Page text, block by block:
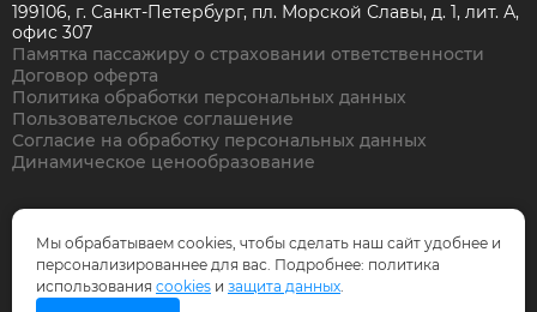
199106, г. Санкт-Петербург, пл. Морской Славы, д. 1, лит. А,
офис 307
Памятка пассажиру о страховании ответственности
Договор оферта
Политика обработки персональных данных
Пользовательское соглашение
Согласие на обработку персональных данных
Динамическое ценообразование
© Нева Тревел Компани, 1995-2026
Мы обрабатываем cookies, чтобы сделать наш сайт удобнее и
персонализированнее для вас. Подробнее: политика
использования cookies и защита данных.